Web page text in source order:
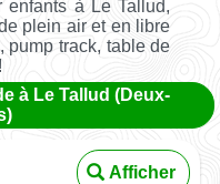
à Le Tallud,
plein air et en libre
pump track, table de
à Le Tallud (Deux-
Afficher